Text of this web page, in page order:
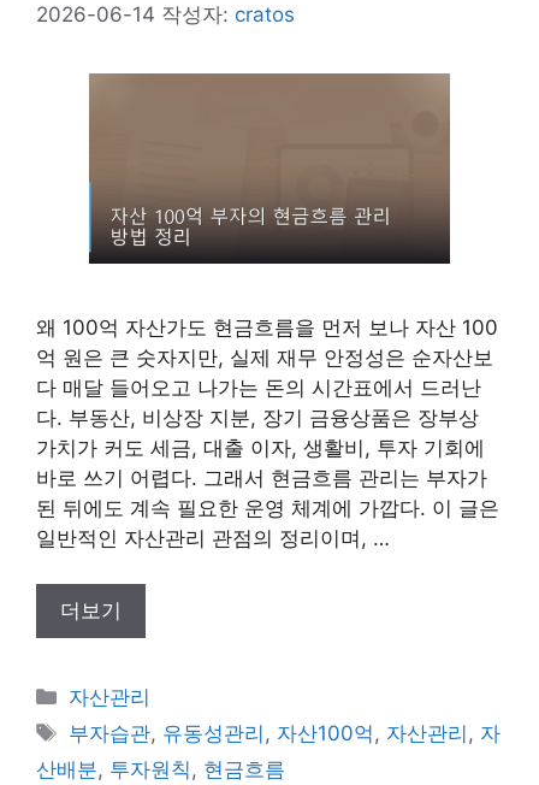
2026-06-14 작성자: cratos
왜 100억 자산가도 현금흐름을 먼저 보나 자산 100
억 원은 큰 숫자지만, 실제 재무 안정성은 순자산보
다 매달 들어오고 나가는 돈의 시간표에서 드러난
다. 부동산, 비상장 지분, 장기 금융상품은 장부상
가치가 커도 세금, 대출 이자, 생활비, 투자 기회에
바로 쓰기 어렵다. 그래서 현금흐름 관리는 부자가
된 뒤에도 계속 필요한 운영 체계에 가깝다. 이 글은
일반적인 자산관리 관점의 정리이며, …
더보기
카
테
자산관리
태
그
부자습관, 유동성관리 , 자산100억, 자산관리 , 자
산배분, 투자원칙, 현금흐름